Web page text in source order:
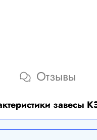
Отзывы
завесы